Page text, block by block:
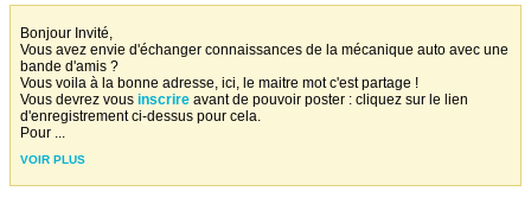
Bonjour Invité,
Vous avez envie d'échanger connaissances de la mécanique auto avec une
bande d'amis ?
Vous voila à la bonne adresse, ici, le maitre mot c'est partage !
Vous devrez vous inscrire avant de pouvoir poster : cliquez sur le lien
d'enregistrement ci-dessus pour cela.
Pour ...
VOIR PLUS